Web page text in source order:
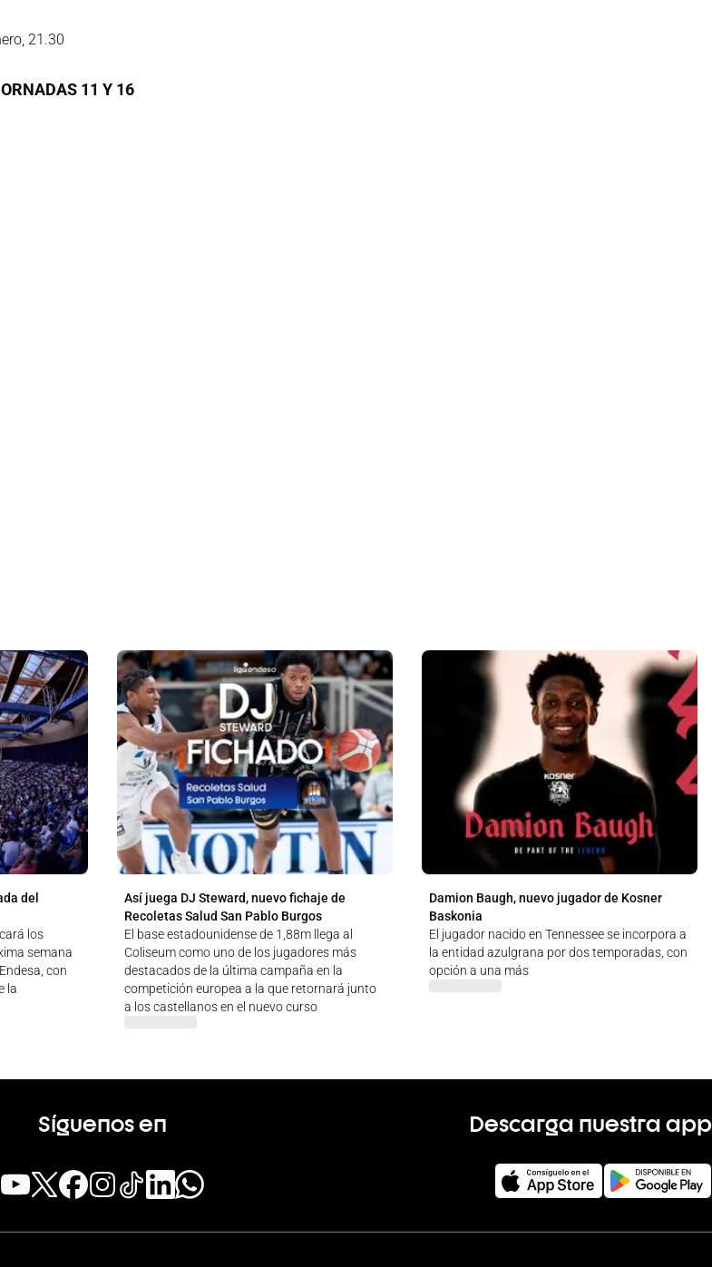
21.30
11 Y 16
del
los
semana
con
la
Así juega DJ Steward, nuevo fichaje de
Recoletas Salud San Pablo Burgos
El base estadounidense de 1,88m llega al
Coliseum como uno de los jugadores más
destacados de la última campaña en la
competición europea a la que retornará junto
a los castellanos en el nuevo curso
Damion Baugh, nuevo jugador de Kosner
Baskonia
El jugador nacido en Tennessee se incorpora a
la entidad azulgrana por dos temporadas, con
opción a una más
Síguenos en Descarga nuestra app